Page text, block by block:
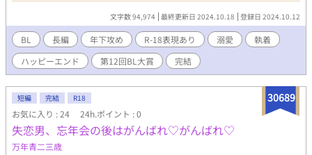
で獲得してきた老舗オーベルジュ『espoir』のオーナーになるだ
なんて。僕自身、今だに信じられないんだから。 こんな、何者で
もない僕が、世界中から熱視線を浴びる名だたるスタッフを率い
る何者かになれるなんて信じられないし、荒唐無稽な話でしかな
いのに。 お金がなくてもいい。困難でもいい。ただ、明確で確固
とした当たり障りのない自由が欲しい。そうして選んできた人生
の道程。だけど、結局僕はまだ、こうして過去に囚われている。
父の遺言。 "色褪せぬ希望を、お前に託す" ……まぁ、まだあの
人、亡くなって無いけどね。
文字数 94,974 最終更新日 2024.10.18 登録日 2024.10.12
BL 長編 年下攻め R-18表現あり 溺愛
執着
ハッピーエンド
第12回BL大賞 完結
30689
短編 完結 R18
お気に入り : 24 24h.ポイント : 0
失恋男、忘年会の後はがんばれ♡がんばれ♡
万年青二三歳